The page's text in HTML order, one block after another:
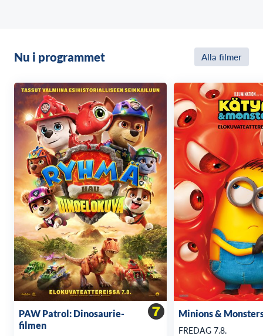
Nu i programmet Alla filmer
PAW Patrol: Dinosaurie-
filmen
Minions &
FREDAG 7.8.